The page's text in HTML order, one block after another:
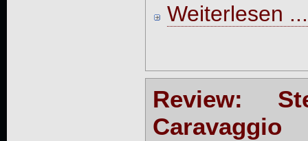
Weiterlesen ...
Review:
Caravaggio